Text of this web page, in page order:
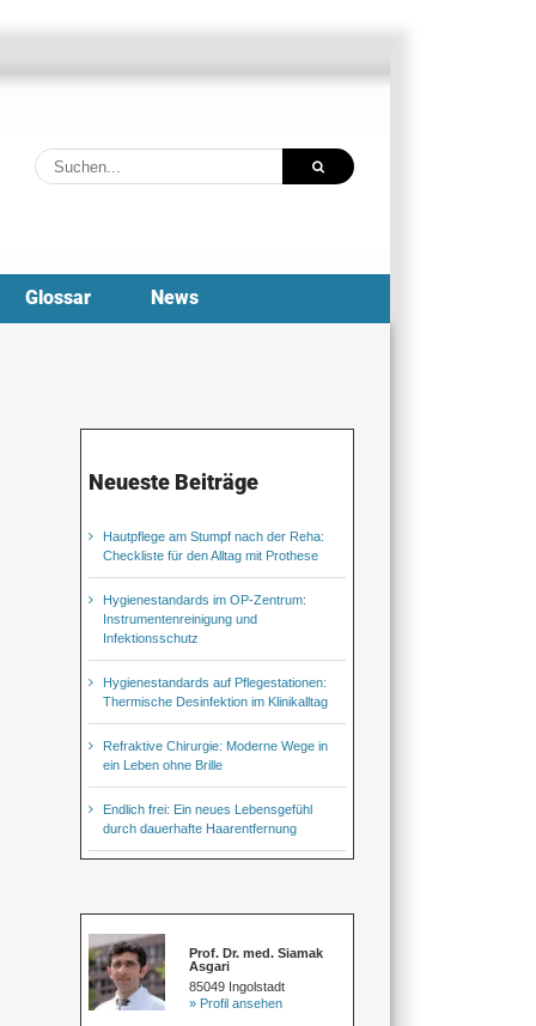
Suche
nach:
Glossar News
Neueste Beiträge
Hautpflege am Stumpf nach der Reha:
Checkliste für den Alltag mit Prothese
Hygienestandards im OP-Zentrum:
Instrumentenreinigung und
Infektionsschutz
Hygienestandards auf Pflegestationen:
Thermische Desinfektion im Klinikalltag
Refraktive Chirurgie: Moderne Wege in
ein Leben ohne Brille
Endlich frei: Ein neues Lebensgefühl
durch dauerhafte Haarentfernung
Prof. Dr. med. Siamak
Asgari
85049 Ingolstadt
» Profil ansehen